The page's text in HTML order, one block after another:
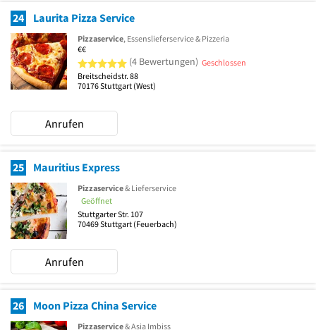
24 Laurita Pizza Service
Pizzaservice, Essenslieferservice & Pizzeria
€€
5 von 5 Sternen
(4 Bewertungen) Geschlossen
Breitscheidstr. 88
70176Stuttgart (West)
Anrufen
25 Mauritius Express
Pizzaservice& Lieferservice
Geöffnet
Stuttgarter Str. 107
70469Stuttgart (Feuerbach)
Anrufen
26 Moon Pizza China Service
Pizzaservice& Asia Imbiss